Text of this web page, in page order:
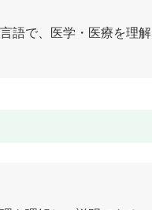
語で、医学・医療を理